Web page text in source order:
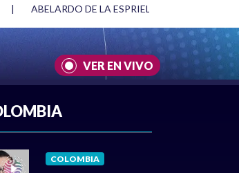
| ABELARDO DE LA ESPRIELLA Y DMG
VER EN VIVO
COLOMBIA